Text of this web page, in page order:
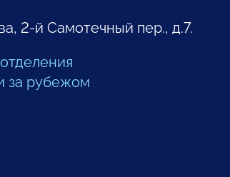
2-й Самотечный пер., д.7.
за рубежом